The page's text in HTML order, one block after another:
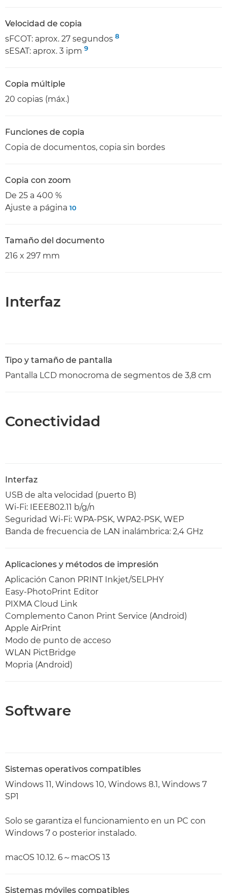
Velocidad de copia
sFCOT: aprox. 27 segundos 8
sESAT: aprox. 3 ipm 9
Copia múltiple
20 copias (máx.)
Funciones de copia
Copia de documentos, copia sin bordes
Copia con zoom
De 25 a 400 %
Ajuste a página 10
Tamaño del documento
216 x 297 mm
Interfaz
Tipo y tamaño de pantalla
Pantalla LCD monocroma de segmentos de 3,8 cm
Conectividad
Interfaz
USB de alta velocidad (puerto B)
Wi-Fi: IEEE802.11 b/g/n
Seguridad Wi-Fi: WPA-PSK, WPA2-PSK, WEP
Banda de frecuencia de LAN inalámbrica: 2,4 GHz
Aplicaciones y métodos de impresión
Aplicación Canon PRINT Inkjet/SELPHY
Easy-PhotoPrint Editor
PIXMA Cloud Link
Complemento Canon Print Service (Android)
Apple AirPrint
Modo de punto de acceso
WLAN PictBridge
Mopria (Android)
Software
Sistemas operativos compatibles
Windows 11, Windows 10, Windows 8.1, Windows 7
SP1
Solo se garantiza el funcionamiento en un PC con
Windows 7 o posterior instalado.
macOS 10.12. 6～macOS 13
Sistemas móviles compatibles